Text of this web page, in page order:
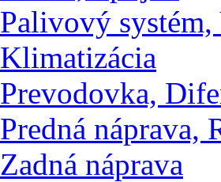
Palivový
Klimatizácia
Prevodovka,
Predná náprava,
Zadná náprava